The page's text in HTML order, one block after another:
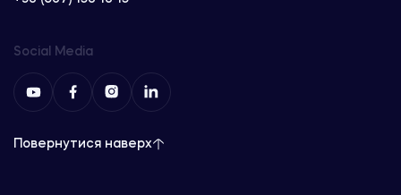
Social Media
Повернутися наверх